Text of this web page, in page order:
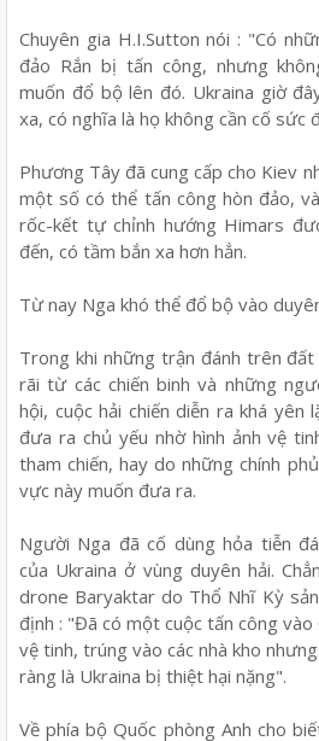
Chuyên gia H.I.Sutton nói : "Có
đảo Rắn bị tấn công, nhưng
muốn đổ bộ lên đó. Ukraina giờ
xa, có nghĩa là họ không cần cố sức
Phương Tây đã cung cấp cho Kiev
một số có thể tấn công hòn đảo,
rốc-kết tự chỉnh hướng Himars
đến, có tầm bắn xa hơn hẳn.
Từ nay Nga khó thể đổ bộ vào
Trong khi những trận đánh trên
rãi từ các chiến binh và những
hội, cuộc hải chiến diễn ra khá
đưa ra chủ yếu nhờ hình ảnh vệ
tham chiến, hay do những chính
vực này muốn đưa ra.
Người Nga đã cố dùng hỏa tiễn
của Ukraina ở vùng duyên hải.
drone Baryaktar do Thổ Nhĩ Kỳ
định : "Đã có một cuộc tấn công
vệ tinh, trúng vào các nhà kho
ràng là Ukraina bị thiệt hại nặng".
Về phía bộ Quốc phòng Anh cho